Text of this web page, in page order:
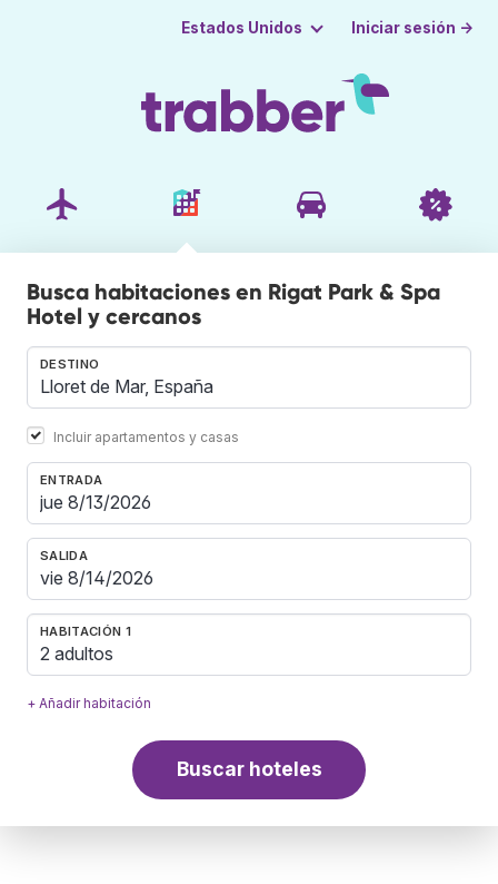
Estados Unidos Iniciar sesión →
Busca habitaciones en Rigat Park & Spa
Hotel y cercanos
DESTINO
Incluir apartamentos y casas
ENTRADA
SALIDA
HABITACIÓN 1
2 adultos
+ Añadir habitación
Buscar hoteles